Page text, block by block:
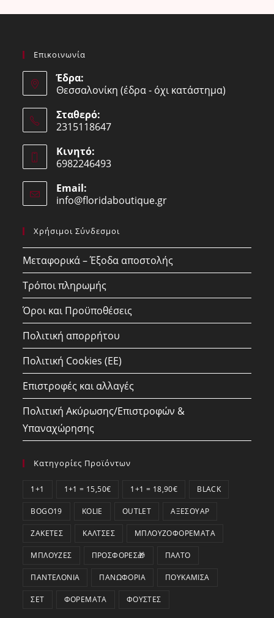
Επικοινωνία
Έδρα:
Θεσσαλονίκη (έδρα - όχι κατάστημα)
Σταθερό:
2315118647
in
your
application
Κινητό:
6982246493
in
your
Email:
info@floridaboutique.grOpens
Χρήσιμοι Σύνδεσμοι
Μεταφορικά – Έξοδα αποστολής
Τρόποι πληρωμής
Όροι και Προϋποθέσεις
Πολιτική απορρήτου
Πολιτική Cookies (ΕΕ)
Επιστροφές και αλλαγές
Πολιτική Ακύρωσης/Επιστροφών &
Υπαναχώρησης
Κατηγορίες Προϊόντων
1+1 1+1 = 15,50€ 1+1 = 18,90€ BLACK
BOGO19 KOLIE OUTLET ΑΞΕΣΟΥΆΡ
ΖΑΚΈΤΕΣ ΚΆΛΤΣΕΣ ΜΠΛΟΥΖΟΦΟΡΈΜΑΤΑ
ΜΠΛΟΎΖΕΣ ΠΡΟΣΦΟΡΕΣ🎁 ΠΑΛΤΌ
ΠΑΝΤΕΛΌΝΙΑ ΠΑΝΩΦΌΡΙΑ ΠΟΥΚΆΜΙΣΑ
ΣΕΤ ΦΟΡΈΜΑΤΑ ΦΟΎΣΤΕΣ